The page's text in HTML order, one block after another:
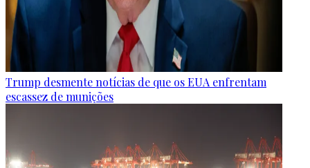
Trump desmente notícias de que os EUA enfrentam
escassez de munições